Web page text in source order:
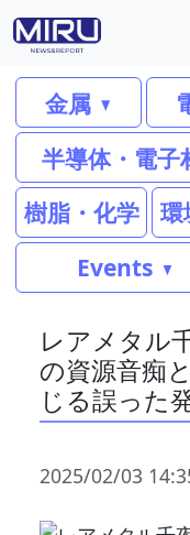
金属
半導体・電子
樹脂・化学
Events
レアメタル
の資源音痴
じる誤った
2025/02/03